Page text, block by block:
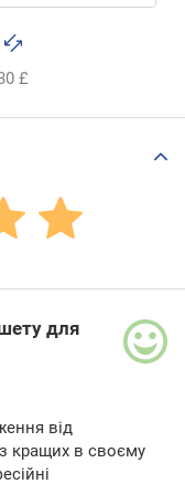
£
для
від
кращих в своєму